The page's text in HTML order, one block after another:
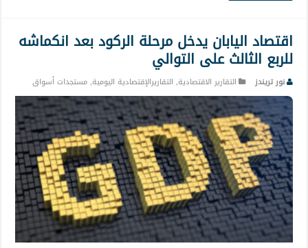
اقتصاد اليابان يدخل مرحلة الركود بعد انكماشه
للربع الثالث على التوالي
نور تريندز التقارير الاقتصادية, التقاريرالإقتصادية اليومية,مستجدات أسواق